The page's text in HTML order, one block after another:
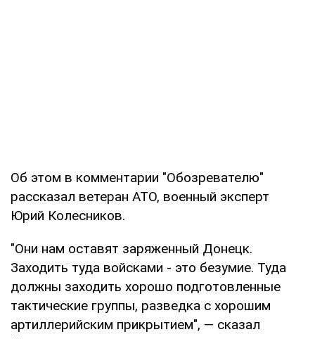
Об этом в комментарии "Обозревателю"
рассказал ветеран АТО, военный эксперт
Юрий Колесников.
"Они нам оставят заряженный Донецк.
Заходить туда войсками - это безумие. Туда
должны заходить хорошо подготовленные
тактические группы, разведка с хорошим
артиллерийским прикрытием", — сказал